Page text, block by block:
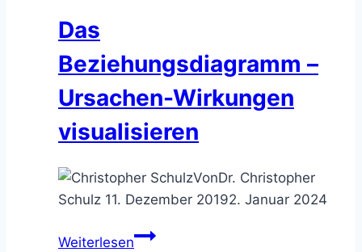
Das
Beziehungsdiagramm –
Ursachen-Wirkungen
visualisieren
VonDr. Christopher
Schulz 11. Dezember 20192. Januar 2024
WeiterlesenDas